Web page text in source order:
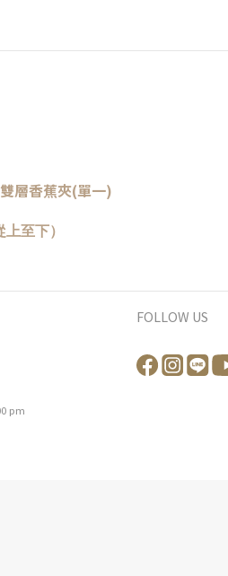
層香蕉夾(單一)
上至下）
pm
FOLLOW US